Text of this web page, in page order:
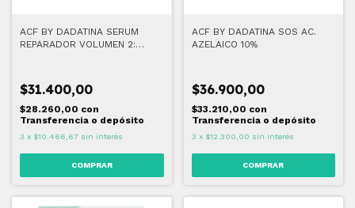
ACF BY DADATINA SERUM
REPARADOR VOLUMEN 2:
$31.400,00
$28.260,00 con
Transferencia o depósito
3 x $10.466,67 sin interés
ACF BY DADATINA SOS AC.
AZELAICO 10%
$36.900,00
$33.210,00 con
Transferencia o depósito
3 x $12.300,00 sin interés